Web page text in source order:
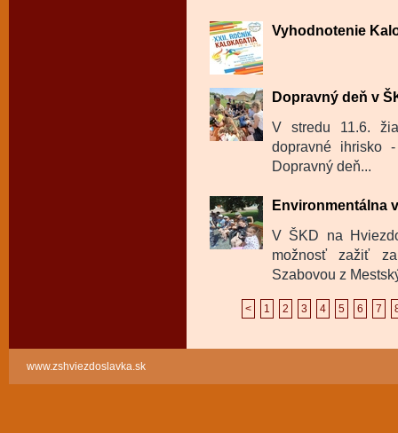
Vyhodnotenie
Dopravný deň v
V stredu 11.6.
dopravné ihrisko
Dopravný deň...
Environmentálna
V ŠKD na
možnosť zažiť
Szabovou z
< 1 2 3 4 5 6 7
www.zshviezdoslavka.sk